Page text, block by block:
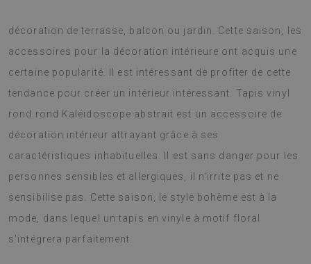
décoration de terrasse, balcon ou jardin. Cette saison, les
accessoires pour la décoration intérieure ont acquis une
certaine popularité. Il est intéressant de profiter de cette
tendance pour créer un intérieur intéressant. Tapis vinyl
rond rond Kaléidoscope abstrait est un accessoire de
décoration intérieur attrayant grâce à ses
caractéristiques inhabituelles. Il est sans danger pour les
personnes sensibles et allergiques, il n'irrite pas et ne
sensibilise pas. Cette saison, le style bohème est à la
mode, dans lequel un tapis en vinyle à motif floral
s'intégrera parfaitement.